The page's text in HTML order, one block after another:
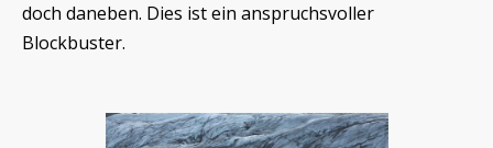
doch daneben. Dies ist ein anspruchsvoller
Blockbuster.